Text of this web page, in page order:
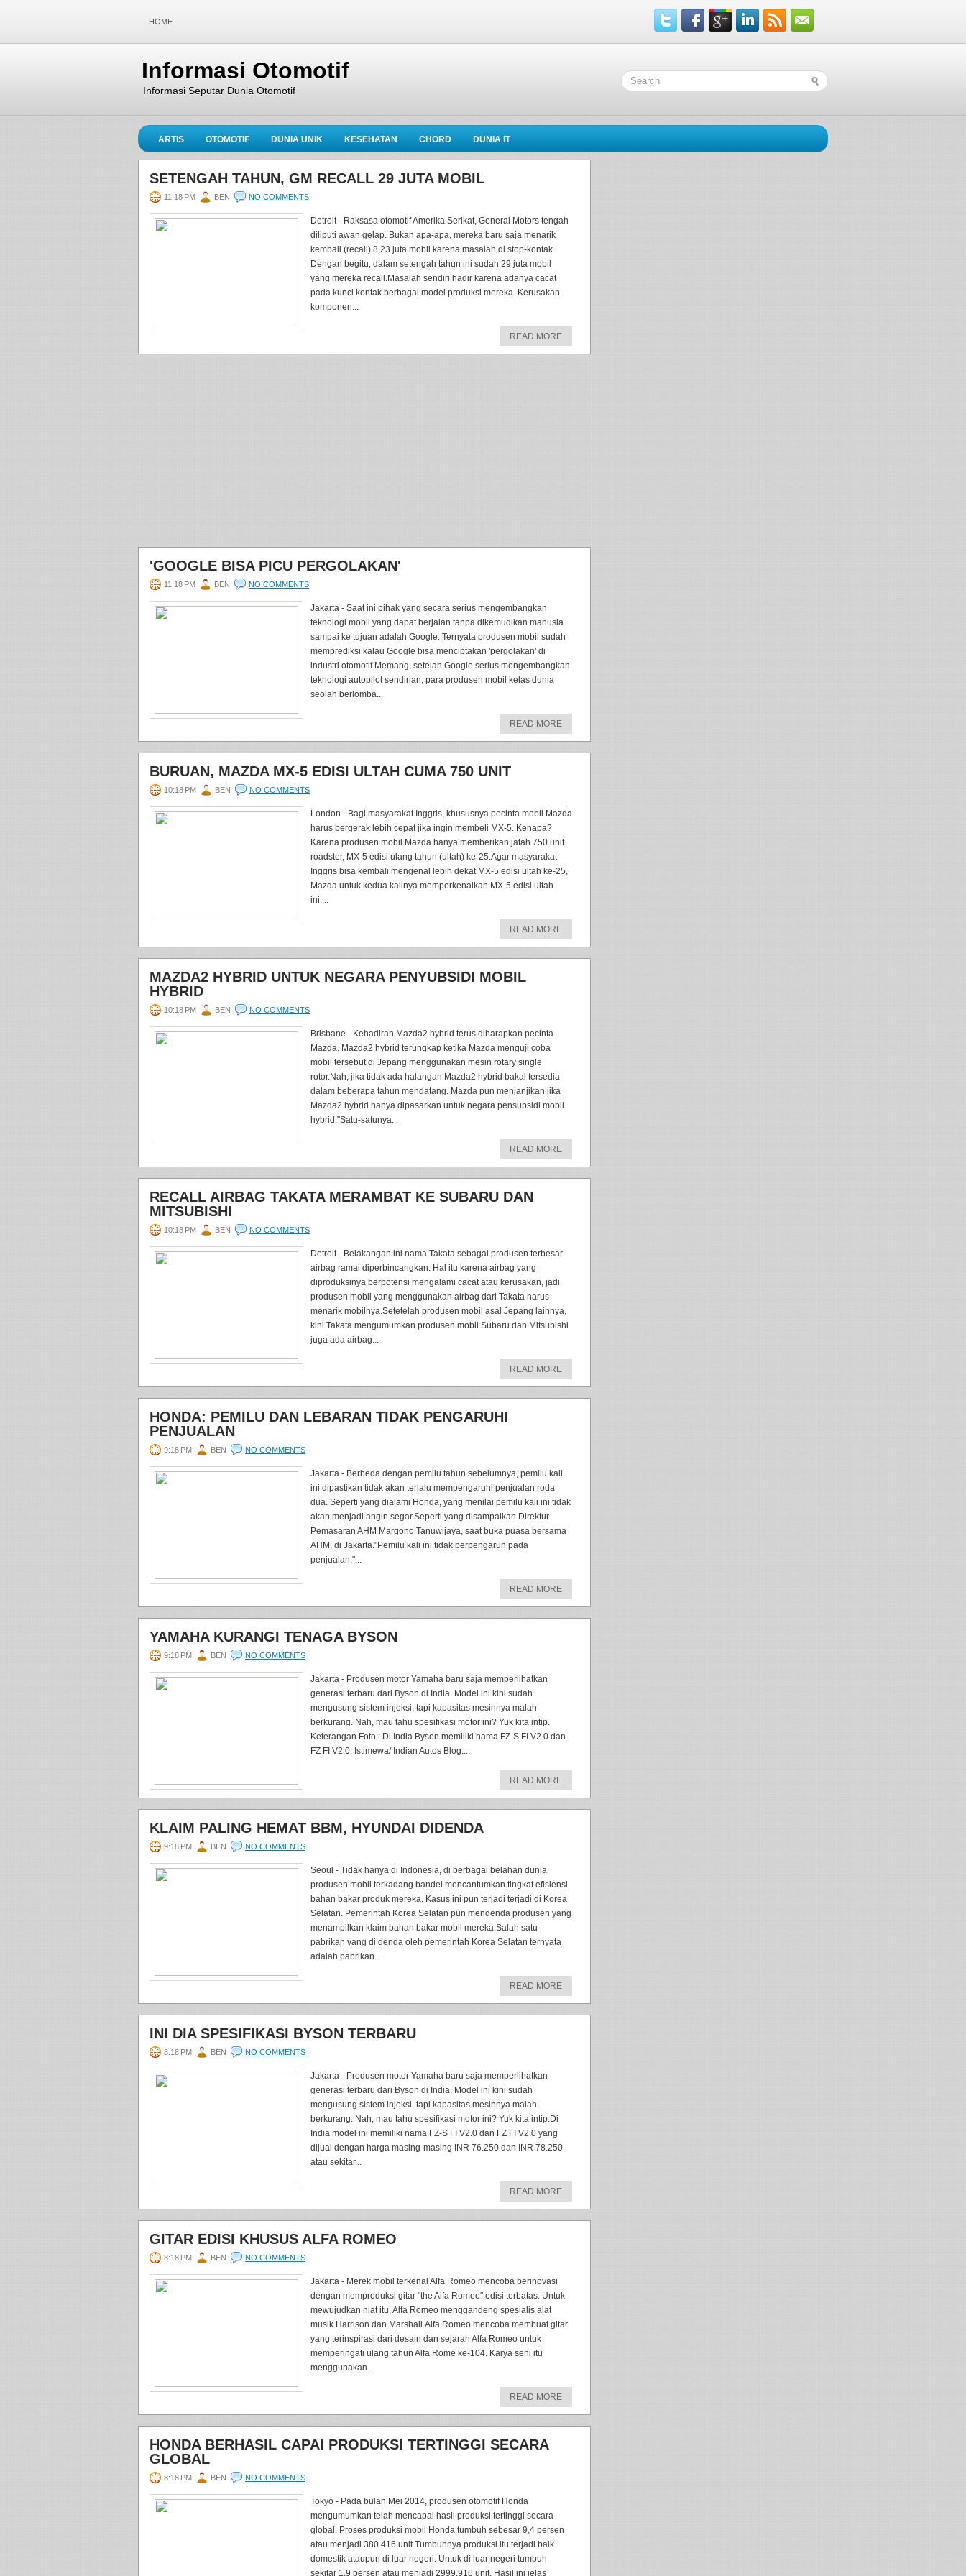
HOME
Informasi Otomotif
Informasi Seputar Dunia Otomotif
ARTIS OTOMOTIF DUNIA UNIK KESEHATAN CHORD DUNIA IT
SETENGAH TAHUN, GM RECALL 29 JUTA MOBIL
11:18 PM BEN NO COMMENTS
Detroit - Raksasa otomotif Amerika Serikat, General Motors tengah
diliputi awan gelap. Bukan apa-apa, mereka baru saja menarik
kembali (recall) 8,23 juta mobil karena masalah di stop-kontak.
Dengan begitu, dalam setengah tahun ini sudah 29 juta mobil
yang mereka recall.Masalah sendiri hadir karena adanya cacat
pada kunci kontak berbagai model produksi mereka. Kerusakan
komponen...
READ MORE
'GOOGLE BISA PICU PERGOLAKAN'
11:18 PM BEN NO COMMENTS
Jakarta - Saat ini pihak yang secara serius mengembangkan
teknologi mobil yang dapat berjalan tanpa dikemudikan manusia
sampai ke tujuan adalah Google. Ternyata produsen mobil sudah
memprediksi kalau Google bisa menciptakan 'pergolakan' di
industri otomotif.Memang, setelah Google serius mengembangkan
teknologi autopilot sendirian, para produsen mobil kelas dunia
seolah berlomba...
READ MORE
BURUAN, MAZDA MX-5 EDISI ULTAH CUMA 750 UNIT
10:18 PM BEN NO COMMENTS
London - Bagi masyarakat Inggris, khususnya pecinta mobil Mazda
harus bergerak lebih cepat jika ingin membeli MX-5. Kenapa?
Karena produsen mobil Mazda hanya memberikan jatah 750 unit
roadster, MX-5 edisi ulang tahun (ultah) ke-25.Agar masyarakat
Inggris bisa kembali mengenal lebih dekat MX-5 edisi ultah ke-25,
Mazda untuk kedua kalinya memperkenalkan MX-5 edisi ultah
ini....
READ MORE
MAZDA2 HYBRID UNTUK NEGARA PENYUBSIDI MOBIL
HYBRID
10:18 PM BEN NO COMMENTS
Brisbane - Kehadiran Mazda2 hybrid terus diharapkan pecinta
Mazda. Mazda2 hybrid terungkap ketika Mazda menguji coba
mobil tersebut di Jepang menggunakan mesin rotary single
rotor.Nah, jika tidak ada halangan Mazda2 hybrid bakal tersedia
dalam beberapa tahun mendatang. Mazda pun menjanjikan jika
Mazda2 hybrid hanya dipasarkan untuk negara pensubsidi mobil
hybrid."Satu-satunya...
READ MORE
RECALL AIRBAG TAKATA MERAMBAT KE SUBARU DAN
MITSUBISHI
10:18 PM BEN NO COMMENTS
Detroit - Belakangan ini nama Takata sebagai produsen terbesar
airbag ramai diperbincangkan. Hal itu karena airbag yang
diproduksinya berpotensi mengalami cacat atau kerusakan, jadi
produsen mobil yang menggunakan airbag dari Takata harus
menarik mobilnya.Setetelah produsen mobil asal Jepang lainnya,
kini Takata mengumumkan produsen mobil Subaru dan Mitsubishi
juga ada airbag...
READ MORE
HONDA: PEMILU DAN LEBARAN TIDAK PENGARUHI
PENJUALAN
9:18 PM BEN NO COMMENTS
Jakarta - Berbeda dengan pemilu tahun sebelumnya, pemilu kali
ini dipastikan tidak akan terlalu mempengaruhi penjualan roda
dua. Seperti yang dialami Honda, yang menilai pemilu kali ini tidak
akan menjadi angin segar.Seperti yang disampaikan Direktur
Pemasaran AHM Margono Tanuwijaya, saat buka puasa bersama
AHM, di Jakarta."Pemilu kali ini tidak berpengaruh pada
penjualan,"...
READ MORE
YAMAHA KURANGI TENAGA BYSON
9:18 PM BEN NO COMMENTS
Jakarta - Produsen motor Yamaha baru saja memperlihatkan
generasi terbaru dari Byson di India. Model ini kini sudah
mengusung sistem injeksi, tapi kapasitas mesinnya malah
berkurang. Nah, mau tahu spesifikasi motor ini? Yuk kita intip.
Keterangan Foto : Di India Byson memiliki nama FZ-S FI V2.0 dan
FZ FI V2.0. Istimewa/ Indian Autos Blog....
READ MORE
KLAIM PALING HEMAT BBM, HYUNDAI DIDENDA
9:18 PM BEN NO COMMENTS
Seoul - Tidak hanya di Indonesia, di berbagai belahan dunia
produsen mobil terkadang bandel mencantumkan tingkat efisiensi
bahan bakar produk mereka. Kasus ini pun terjadi terjadi di Korea
Selatan. Pemerintah Korea Selatan pun mendenda produsen yang
menampilkan klaim bahan bakar mobil mereka.Salah satu
pabrikan yang di denda oleh pemerintah Korea Selatan ternyata
adalah pabrikan...
READ MORE
INI DIA SPESIFIKASI BYSON TERBARU
8:18 PM BEN NO COMMENTS
Jakarta - Produsen motor Yamaha baru saja memperlihatkan
generasi terbaru dari Byson di India. Model ini kini sudah
mengusung sistem injeksi, tapi kapasitas mesinnya malah
berkurang. Nah, mau tahu spesifikasi motor ini? Yuk kita intip.Di
India model ini memiliki nama FZ-S FI V2.0 dan FZ FI V2.0 yang
dijual dengan harga masing-masing INR 76.250 dan INR 78.250
atau sekitar...
READ MORE
GITAR EDISI KHUSUS ALFA ROMEO
8:18 PM BEN NO COMMENTS
Jakarta - Merek mobil terkenal Alfa Romeo mencoba berinovasi
dengan memproduksi gitar "the Alfa Romeo" edisi terbatas. Untuk
mewujudkan niat itu, Alfa Romeo menggandeng spesialis alat
musik Harrison dan Marshall.Alfa Romeo mencoba membuat gitar
yang terinspirasi dari desain dan sejarah Alfa Romeo untuk
memperingati ulang tahun Alfa Rome ke-104. Karya seni itu
menggunakan...
READ MORE
HONDA BERHASIL CAPAI PRODUKSI TERTINGGI SECARA
GLOBAL
8:18 PM BEN NO COMMENTS
Tokyo - Pada bulan Mei 2014, produsen otomotif Honda
mengumumkan telah mencapai hasil produksi tertinggi secara
global. Proses produksi mobil Honda tumbuh sebesar 9,4 persen
atau menjadi 380.416 unit.Tumbuhnya produksi itu terjadi baik
domestik ataupun di luar negeri. Untuk di luar negeri tumbuh
sekitar 1,9 persen atau menjadi 2999.916 unit. Hasil ini jelas